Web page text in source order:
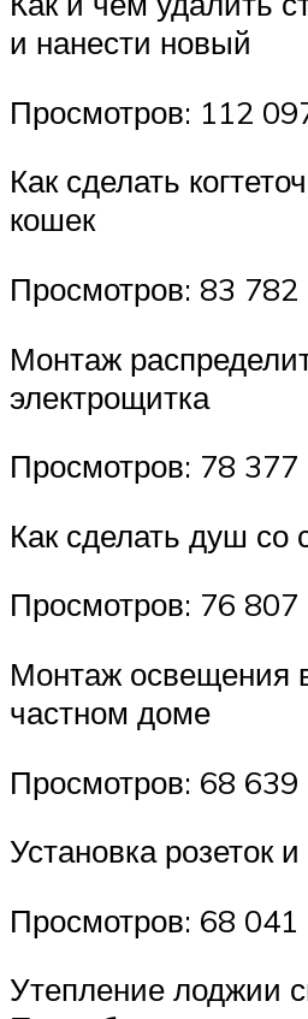
и нанести новый
Просмотров: 112
Как сделать
кошек
Просмотров: 83 782
Монтаж
электрощитка
Просмотров: 78 377
Как сделать душ со
Просмотров: 76 807
Монтаж освещения
частном доме
Просмотров: 68 639
Установка розеток
Просмотров: 68 041
Утепление лоджии